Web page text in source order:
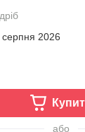
серпня 2026
або